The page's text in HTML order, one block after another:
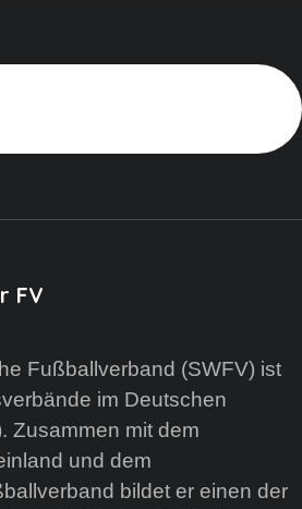
FV
Fußballverband (SWFV) ist
im Deutschen
Zusammen mit dem
und dem
bildet er einen der